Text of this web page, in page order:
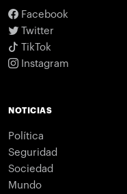
Facebook
Twitter
TikTok
Instagram
NOTICIAS
Política
Seguridad
Sociedad
Mundo